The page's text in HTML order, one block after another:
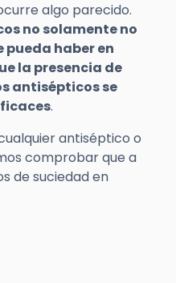
algo parecido.
no solamente no
haber en
la presencia de
antisépticos se
.
antiséptico o
comprobar que a
de suciedad en